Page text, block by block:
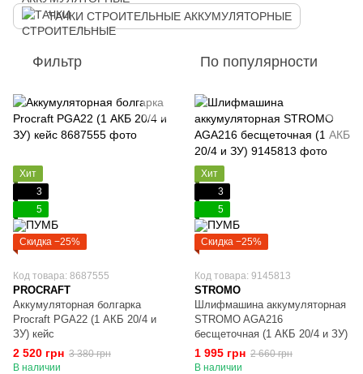
ТАЧКИ СТРОИТЕЛЬНЫЕ АККУМУЛЯТОРНЫЕ
Фильтр По популярности
Хит
3
5
Скидка −25%
Код товара: 8687555
PROCRAFT
Аккумуляторная болгарка
Procraft PGA22 (1 АКБ 20/4 и
ЗУ) кейс
2 520 грн 3 380 грн
В наличии
Хит
3
5
Скидка −25%
Код товара: 9145813
STROMO
Шлифмашина аккумуляторная
STROMO AGA216
бесщеточная (1 АКБ 20/4 и ЗУ)
1 995 грн 2 660 грн
В наличии